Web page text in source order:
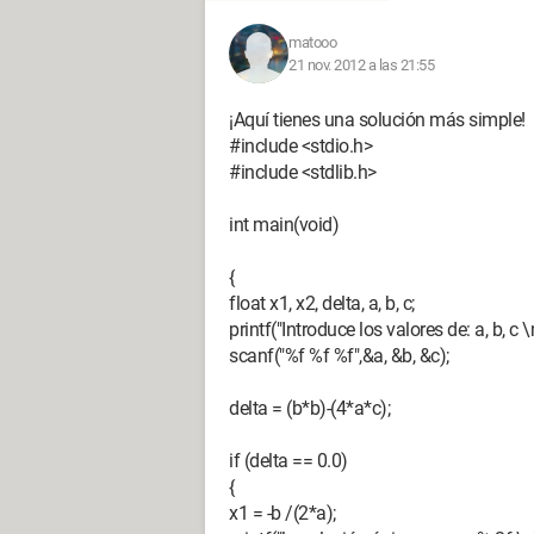
printf("la solución es %lf", rst1);}
}
else {
delta = b*b - 4*a*c ;
if (delta < 0) {
printf("no hay solución en los reales");}
else {
rst3 = (-b - sqrt(delta))/ (2*a) ;
printf("hay dos soluciones iguales a %lf
system("PAUSE");
return 0;
}
Gracias de antemano
Configuración:
matooo
21 nov. 2012 a las 21:55
¡Aquí tienes una solución más simple!
#include <stdio.h>
#include <stdlib.h>
int main(void)
{
float x1, x2, delta, a, b, c;
printf("Introduce los valores de: a, b, c
scanf("%f %f %f",&a, &b, &c);
delta = (b*b)-(4*a*c);
if (delta == 0.0)
{
x1 = -b /(2*a);